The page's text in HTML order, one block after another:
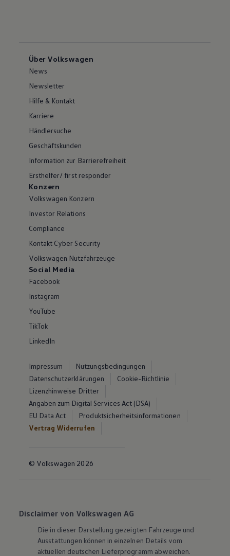
Über Volkswagen
News
Newsletter
Hilfe & Kontakt
Karriere
Händlersuche
Geschäftskunden
Information zur Barrierefreiheit
Ersthelfer/ first responder
Konzern
Volkswagen Konzern
Investor Relations
Compliance
Kontakt Cyber Security
Volkswagen Nutzfahrzeuge
Social Media
Facebook
Instagram
YouTube
TikTok
LinkedIn
Impressum
Nutzungsbedingungen
Datenschutzerklärungen
Cookie-Richtlinie
Lizenzhinweise Dritter
Angaben zum Digital Services Act (DSA)
EU Data Act
Produktsicherheitsinformationen
Vertrag Widerrufen
© Volkswagen 2026
Disclaimer von Volkswagen AG
Die in dieser Darstellung gezeigten Fahrzeuge und
Ausstattungen können in einzelnen Details vom
aktuellen deutschen Lieferprogramm abweichen.